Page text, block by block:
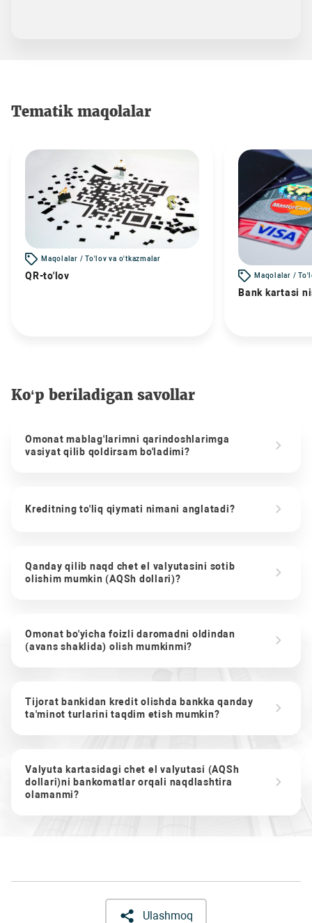
Tematik maqolalar
Maqolalar / To'lov va o'tkazmalar
QR-to'lov Maqolalar /
Bank kartasi
Ko‘p beriladigan savollar
Omonat mablag'larimni qarindoshlarimga
vasiyat qilib qoldirsam bo'ladimi?
Kreditning to'liq qiymati nimani anglatadi?
Qanday qilib naqd chet el valyutasini sotib
olishim mumkin (AQSh dollari)?
Omonat bo'yicha foizli daromadni oldindan
(avans shaklida) olish mumkinmi?
Tijorat bankidan kredit olishda bankka qanday
ta'minot turlarini taqdim etish mumkin?
Valyuta kartasidagi chet el valyutasi (AQSh
dollari)ni bankomatlar orqali naqdlashtira
olamanmi?
Ulashmoq